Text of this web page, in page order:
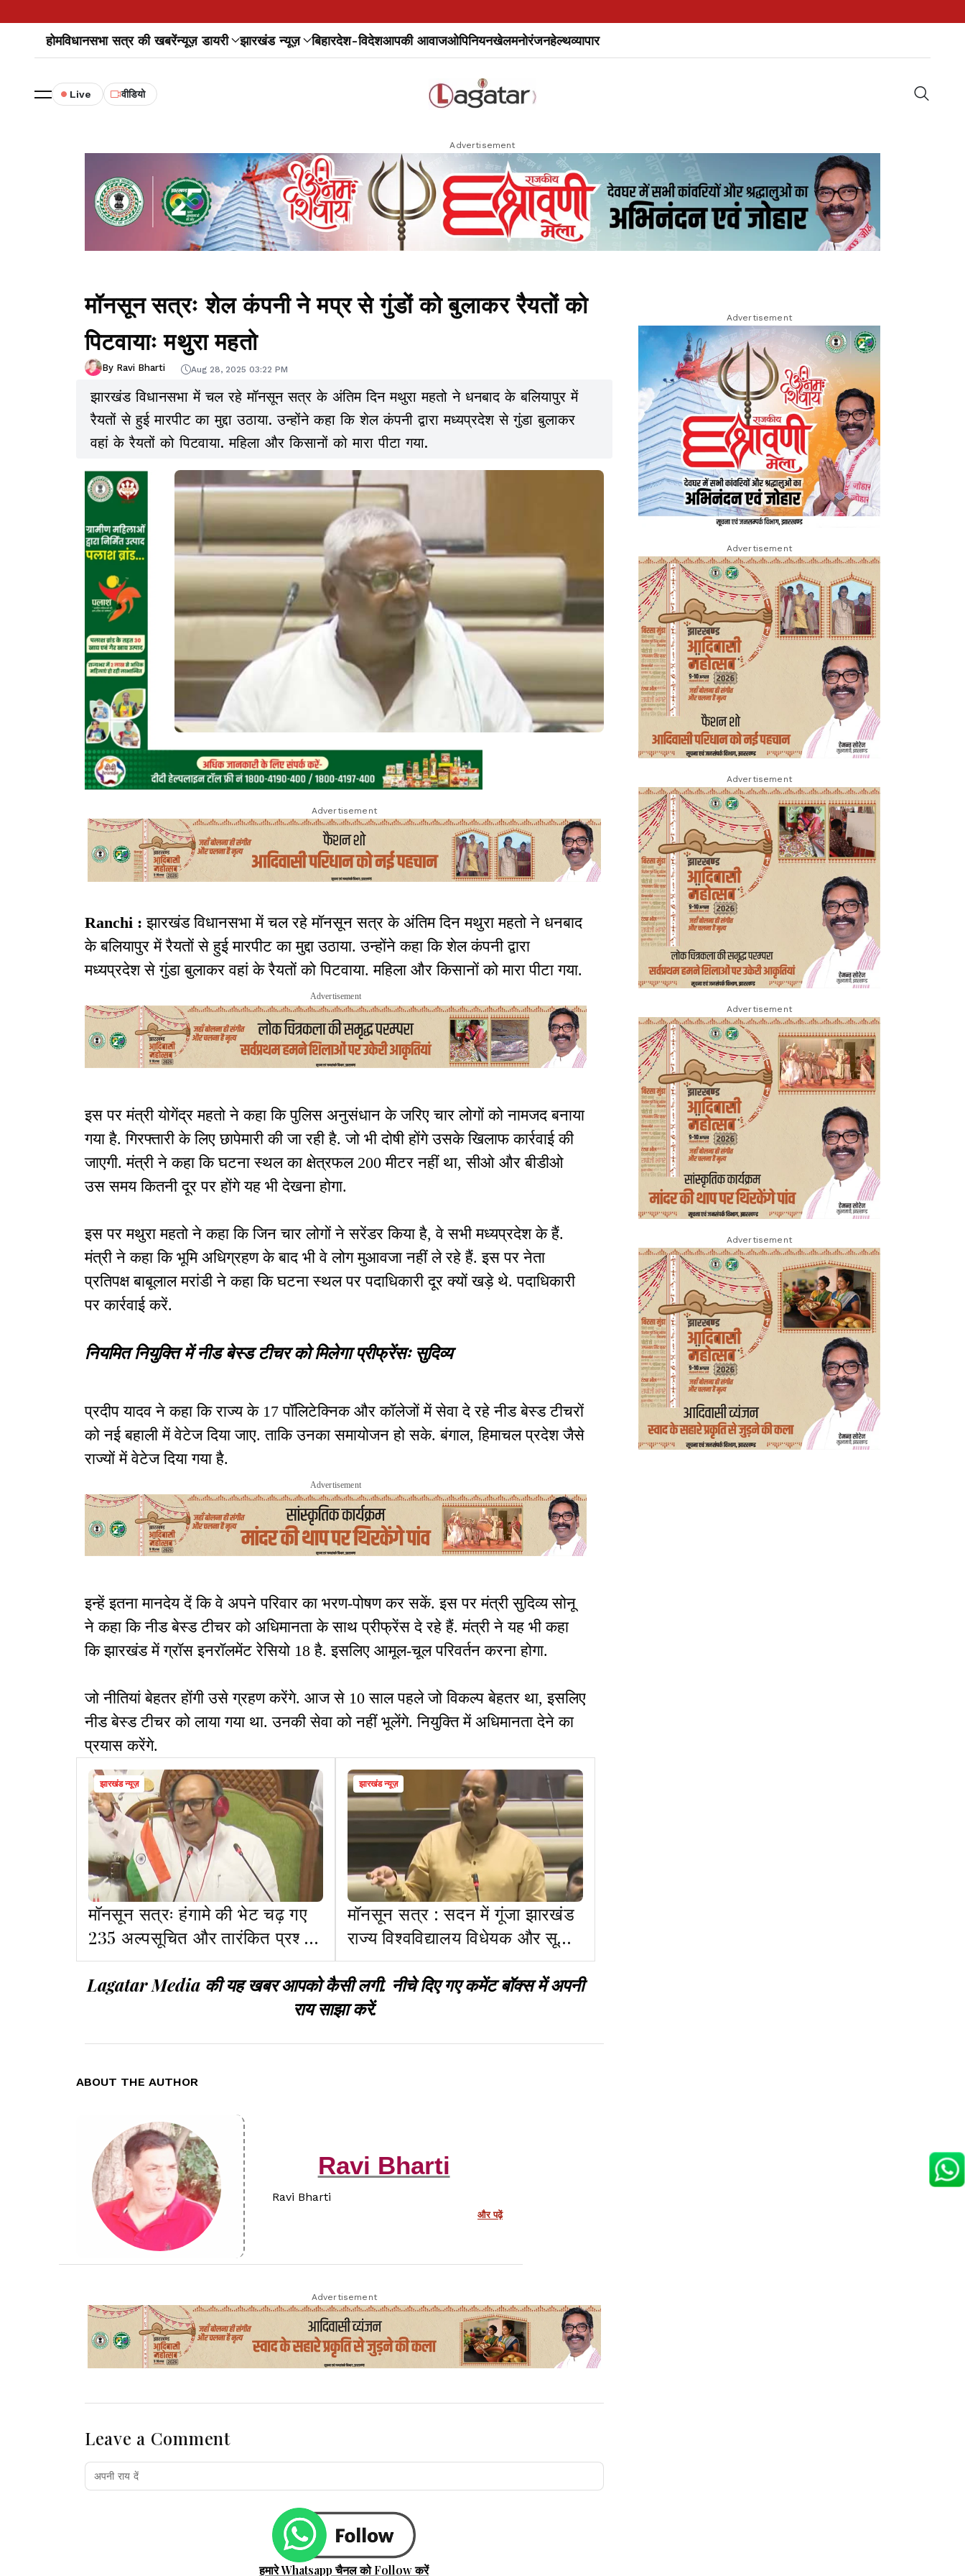
होमविधानसभा सत्र की खबरेंन्यूज़ डायरी झारखंड न्यूज़ बिहारदेश-विदेशआपकी आवाजओपिनियनखेलमनोरंजनहेल्थव्यापार
Live वीडियो
Advertisement
मॉनसून सत्रः शेल कंपनी ने मप्र से गुंडों को बुलाकर रैयतों को
पिटवायाः मथुरा महतो
By Ravi Bharti Aug 28, 2025 03:22 PM
झारखंड विधानसभा में चल रहे मॉनसून सत्र के अंतिम दिन मथुरा महतो ने धनबाद के बलियापुर में
रैयतों से हुई मारपीट का मुद्दा उठाया. उन्होंने कहा कि शेल कंपनी द्वारा मध्यप्रदेश से गुंडा बुलाकर
वहां के रैयतों को पिटवाया. महिला और किसानों को मारा पीटा गया.
Advertisement
Ranchi :झारखंड विधानसभा में चल रहे मॉनसून सत्र के अंतिम दिन मथुरा महतो ने धनबाद
के बलियापुर में रैयतों से हुई मारपीट का मुद्दा उठाया. उन्होंने कहा कि शेल कंपनी द्वारा
मध्यप्रदेश से गुंडा बुलाकर वहां के रैयतों को पिटवाया. महिला और किसानों को मारा पीटा गया.
Advertisement
इस पर मंत्री योगेंद्र महतो ने कहा कि पुलिस अनुसंधान के जरिए चार लोगों को नामजद बनाया
गया है. गिरफ्तारी के लिए छापेमारी की जा रही है. जो भी दोषी होंगे उसके खिलाफ कार्रवाई की
जाएगी. मंत्री ने कहा कि घटना स्थल का क्षेत्रफल 200 मीटर नहीं था, सीओ और बीडीओ
उस समय कितनी दूर पर होंगे यह भी देखना होगा.
इस पर मथुरा महतो ने कहा कि जिन चार लोगों ने सरेंडर किया है, वे सभी मध्यप्रदेश के हैं.
मंत्री ने कहा कि भूमि अधिग्रहण के बाद भी वे लोग मुआवजा नहीं ले रहे हैं. इस पर नेता
प्रतिपक्ष बाबूलाल मरांडी ने कहा कि घटना स्थल पर पदाधिकारी दूर क्यों खड़े थे. पदाधिकारी
पर कार्रवाई करें.
नियमित नियुक्ति में नीड बेस्ड टीचर को मिलेगा प्रीफ्रेंसः सुदिव्य
प्रदीप यादव ने कहा कि राज्य के 17 पॉलिटेक्निक और कॉलेजों में सेवा दे रहे नीड बेस्ड टीचरों
को नई बहाली में वेटेज दिया जाए. ताकि उनका समायोजन हो सके. बंगाल, हिमाचल प्रदेश जैसे
राज्यों में वेटेज दिया गया है.
Advertisement
इन्हें इतना मानदेय दें कि वे अपने परिवार का भरण-पोषण कर सकें. इस पर मंत्री सुदिव्य सोनू
ने कहा कि नीड बेस्ड टीचर को अधिमानता के साथ प्रीफ्रेंस दे रहे हैं. मंत्री ने यह भी कहा
कि झारखंड में ग्रॉस इनरॉलमेंट रेसियो 18 है. इसलिए आमूल-चूल परिवर्तन करना होगा.
जो नीतियां बेहतर होंगी उसे ग्रहण करेंगे. आज से 10 साल पहले जो विकल्प बेहतर था, इसलिए
नीड बेस्ड टीचर को लाया गया था. उनकी सेवा को नहीं भूलेंगे. नियुक्ति में अधिमानता देने का
प्रयास करेंगे.
झारखंड न्यूज़
मॉनसून सत्रः हंगामे की भेट चढ़ गए
235 अल्पसूचित और तारंकित प्रश्न,
स्पीकर ने भी चेताया
झारखंड न्यूज़
मॉनसून सत्र : सदन में गूंजा झारखंड
राज्य विश्वविद्यालय विधेयक और सूर्या
हांसदा एनकाउंटर का मुद्दा
Lagatar Media की यह खबर आपको कैसी लगी. नीचे दिए गए कमेंट बॉक्स में अपनी
राय साझा करें.
ABOUT THE AUTHOR
Ravi Bharti
Ravi Bharti
और पढ़ें
Advertisement
Leave a Comment
हमारे Whatsapp चैनल को Follow करें
Advertisement
Advertisement
Advertisement
Advertisement
Advertisement